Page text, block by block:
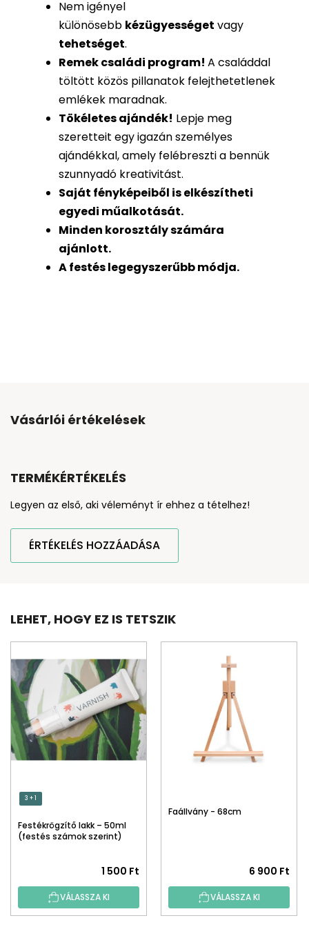
Nem igényel
különösebb kézügyességet vagy
tehetséget.
Remek családi program! A családdal
töltött közös pillanatok felejthetetlenek
emlékek maradnak.
Tökéletes ajándék! Lepje meg
szeretteit egy igazán személyes
ajándékkal, amely felébreszti a bennük
szunnyadó kreativitást.
Saját fényképeiből iselkészítheti
egyedi műalkotását.
Minden korosztály számára
ajánlott.
A festés legegyszerűbb módja.
Vásárlói értékelések
TERMÉKÉRTÉKELÉS
Legyen az első, aki véleményt ír ehhez a tételhez!
ÉRTÉKELÉS HOZZÁADÁSA
LEHET, HOGY EZ IS TETSZIK
3 + 1
Festékrögzítő lakk – 50ml
(festés számok szerint)
1 500 Ft
VÁLASSZA KI
Faállvány - 68cm
6 900 Ft
VÁLASSZA KI